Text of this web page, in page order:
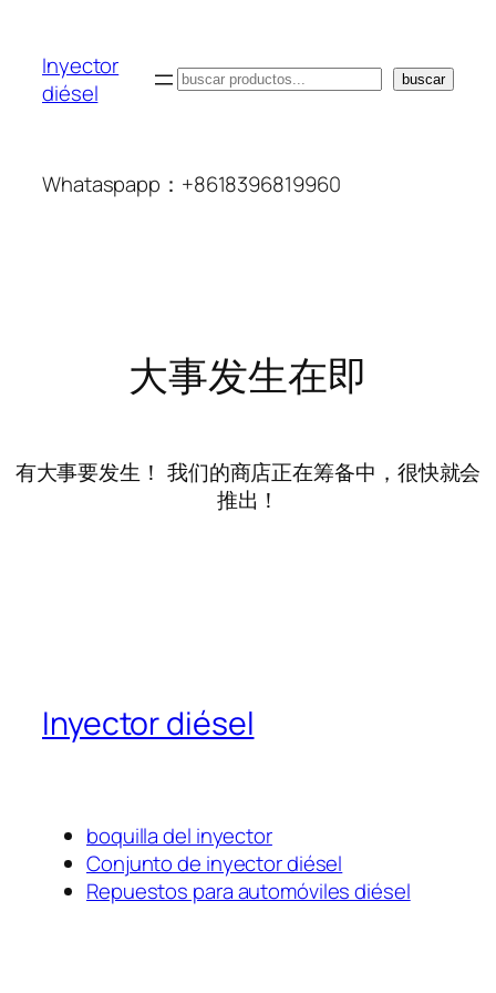
Inyector
diésel
搜
buscar
Whataspapp：+8618396819960
大事发生在即
有大事要发生！ 我们的商店正在筹备中，很快就会
推出！
Inyector diésel
boquilla del inyector
Conjunto de inyector diésel
Repuestos para automóviles diésel